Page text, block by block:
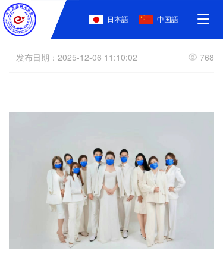
日本語 中国語
T
g
g
v
发布日期：2025-12-06 11:10:02 768